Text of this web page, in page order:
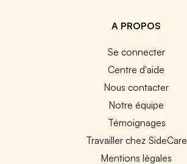
A PROPOS
Se connecter
Centre d'aide
Nous contacter
Notre équipe
Témoignages
Travailler chez SideCare
Mentions légales